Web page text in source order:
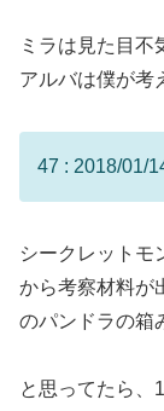
ミラは見た目不
アルバは僕が考
47 : 2018/01/
シークレットモ
から考察材料が
のパンドラの箱
と思ってたら、